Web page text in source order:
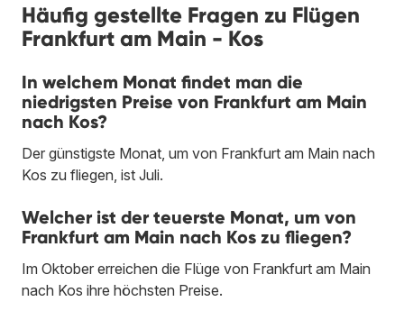
Häufig gestellte Fragen zu Flügen
Frankfurt am Main - Kos
In welchem Monat findet man die
niedrigsten Preise von Frankfurt am Main
nach Kos?
Der günstigste Monat, um von Frankfurt am Main nach
Kos zu fliegen, ist Juli.
Welcher ist der teuerste Monat, um von
Frankfurt am Main nach Kos zu fliegen?
Im Oktober erreichen die Flüge von Frankfurt am Main
nach Kos ihre höchsten Preise.